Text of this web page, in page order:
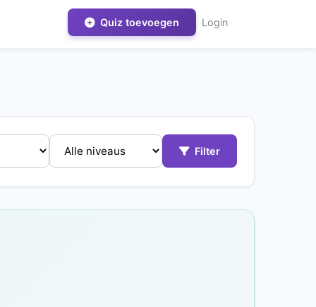
Quiz toevoegen Login
Filter